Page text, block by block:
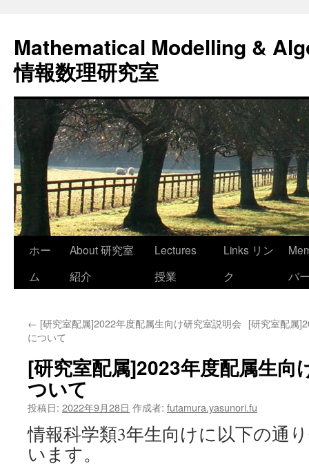
テ
ン
ツ
へ
ッ
プ
Mathematical Modelling &
情報数理研究室
ホー
ム
About 研究室
紹介
Lectures
授業
Links リン
ク
バ
← [研究室配属]2022年度配属生向け研究室説明会
について
[研究室配属
[研究室配属]2023年度配属生向
ついて
投稿日: 2022年9月28日 作成者: futamura.yasunori.fu
情報科学類3年生向けに以下の通
います。